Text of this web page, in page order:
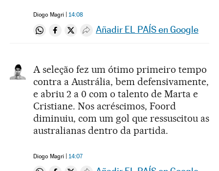
Diogo Magri 14:08
Compartir en Whatsapp
Compartir en Facebook
Compartir en Twitter
Desplegar Redes Sociales
Añadir EL PAÍS en Google
A seleção fez um ótimo primeiro tempo
contra a Austrália, bem defensivamente,
e abriu 2 a 0 com o talento de Marta e
Cristiane. Nos acréscimos, Foord
diminuiu, com um gol que ressuscitou as
australianas dentro da partida.
Diogo Magri 14:07